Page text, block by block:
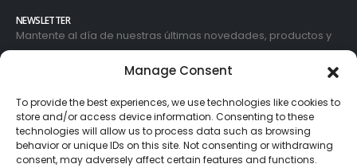
Manage Consent
To provide the best experiences, we use technologies like cookies to
store and/or access device information. Consenting to these
technologies will allow us to process data such as browsing
behavior or unique IDs on this site. Not consenting or withdrawing
consent, may adversely affect certain features and functions.
NEWSLETTER
Mantente al día de nuestras últimas novedades, productos y
avances tecnológicos. Introduce tu correo electrónico y
suscríbete a nuestra newsletter.